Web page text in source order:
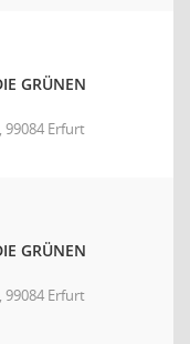
GRÜNEN
99084 Erfurt
GRÜNEN
99084 Erfurt